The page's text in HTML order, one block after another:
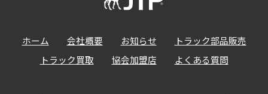
ホーム 会社概要 お知らせ
トラック部品販売
トラック買取
協会加盟店 よくある質問